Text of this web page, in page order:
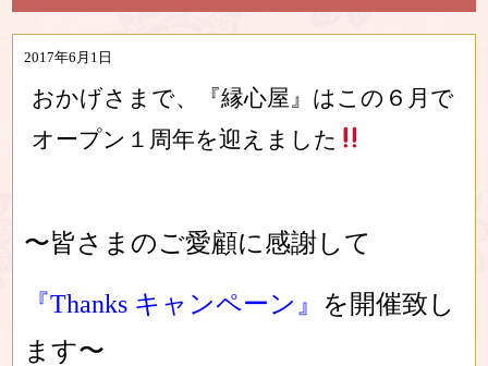
2017年6月1日
おかげさまで、『縁心屋』 はこの６月で
オープン１周年を迎えました
〜皆さま のご愛顧に感謝して
『Thanks キャンペーン』 を開催致し
ます〜